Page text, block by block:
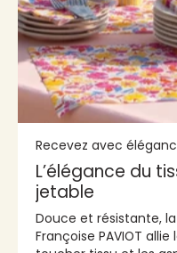
Recevez avec
L’élégance du
jetable
Douce et résistante,
Françoise PAVIOT